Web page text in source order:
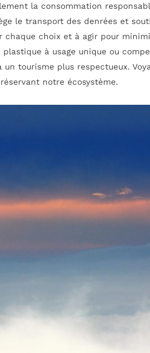
la consommation
le transport des denrées et
chaque choix et à agir pour
à usage unique ou
tourisme plus respectueux.
notre écosystème.